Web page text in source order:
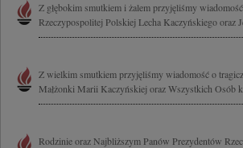
Z głębokim smutkiem i żalem przyjęliśmy
Rzeczypospolitej Polskiej Lecha Kaczyńskiego oraz
Z wielkim smutkiem przyjęliśmy wiadomość o
Małżonki Marii Kaczyńskiej oraz Wszystkich Osób
Rodzinie oraz Najbliższym Panów Prezydentów